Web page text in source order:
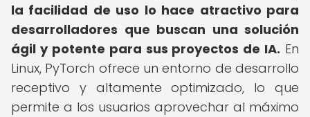
la facilidad de uso lo hace atractivo para
desarrolladores que buscan una solución
ágil y potente para sus proyectos de IA. En
Linux, PyTorch ofrece un entorno de desarrollo
receptivo y altamente optimizado, lo que
permite a los usuarios aprovechar al máximo